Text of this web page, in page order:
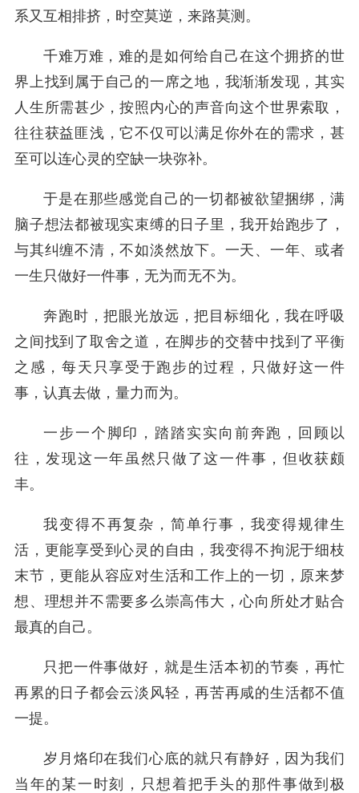
系又互相排挤，时空莫逆，来路莫测。
千难万难，难的是如何给自己在这个拥挤的世
界上找到属于自己的一席之地，我渐渐发现，其实
人生所需甚少，按照内心的声音向这个世界索取，
往往获益匪浅，它不仅可以满足你外在的需求，甚
至可以连心灵的空缺一块弥补。
于是在那些感觉自己的一切都被欲望捆绑，满
脑子想法都被现实束缚的日子里，我开始跑步了，
与其纠缠不清，不如淡然放下。一天、一年、或者
一生只做好一件事，无为而无不为。
奔跑时，把眼光放远，把目标细化，我在呼吸
之间找到了取舍之道，在脚步的交替中找到了平衡
之感，每天只享受于跑步的过程，只做好这一件
事，认真去做，量力而为。
一步一个脚印，踏踏实实向前奔跑，回顾以
往，发现这一年虽然只做了这一件事，但收获颇
丰。
我变得不再复杂，简单行事，我变得规律生
活，更能享受到心灵的自由，我变得不拘泥于细枝
末节，更能从容应对生活和工作上的一切，原来梦
想、理想并不需要多么崇高伟大，心向所处才贴合
最真的自己。
只把一件事做好，就是生活本初的节奏，再忙
再累的日子都会云淡风轻，再苦再咸的生活都不值
一提。
岁月烙印在我们心底的就只有静好，因为我们
当年的某一时刻，只想着把手头的那件事做到极